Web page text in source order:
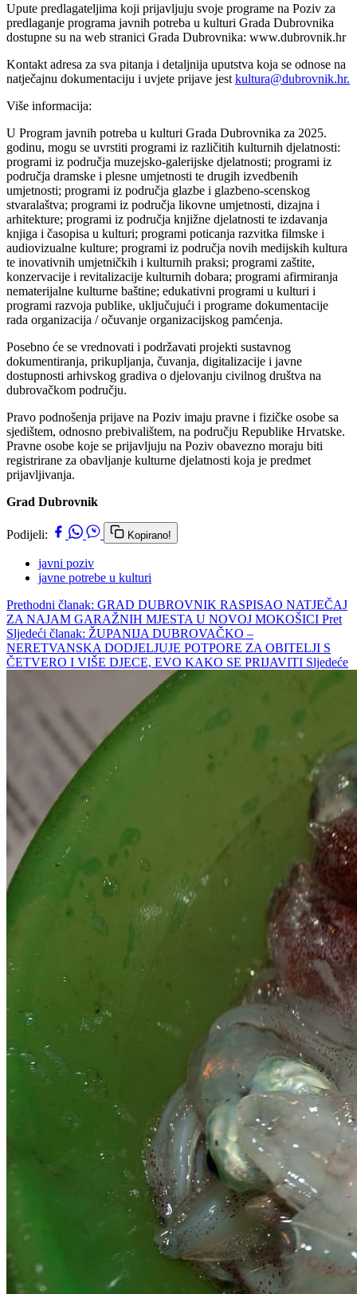
Upute predlagateljima koji prijavljuju svoje programe na Poziv za
predlaganje programa javnih potreba u kulturi Grada Dubrovnika
dostupne su na web stranici Grada Dubrovnika: www.dubrovnik.hr
Kontakt adresa za sva pitanja i detaljnija uputstva koja se odnose na
natječajnu dokumentaciju i uvjete prijave jest kultura@dubrovnik.hr.
Više informacija:
U Program javnih potreba u kulturi Grada Dubrovnika za 2025.
godinu, mogu se uvrstiti programi iz različitih kulturnih djelatnosti:
programi iz područja muzejsko-galerijske djelatnosti; programi iz
područja dramske i plesne umjetnosti te drugih izvedbenih
umjetnosti; programi iz područja glazbe i glazbeno-scenskog
stvaralaštva; programi iz područja likovne umjetnosti, dizajna i
arhitekture; programi iz područja knjižne djelatnosti te izdavanja
knjiga i časopisa u kulturi; programi poticanja razvitka filmske i
audiovizualne kulture; programi iz područja novih medijskih kultura
te inovativnih umjetničkih i kulturnih praksi; programi zaštite,
konzervacije i revitalizacije kulturnih dobara; programi afirmiranja
nematerijalne kulturne baštine; edukativni programi u kulturi i
programi razvoja publike, uključujući i programe dokumentacije
rada organizacija / očuvanje organizacijskog pamćenja.
Posebno će se vrednovati i podržavati projekti sustavnog
dokumentiranja, prikupljanja, čuvanja, digitalizacije i javne
dostupnosti arhivskog gradiva o djelovanju civilnog društva na
dubrovačkom području.
Pravo podnošenja prijave na Poziv imaju pravne i fizičke osobe sa
sjedištem, odnosno prebivalištem, na području Republike Hrvatske.
Pravne osobe koje se prijavljuju na Poziv obavezno moraju biti
registrirane za obavljanje kulturne djelatnosti koja je predmet
prijavljivanja.
Grad Dubrovnik
Podijeli: Kopirano!
javni poziv
javne potrebe u kulturi
Prethodni članak: GRAD DUBROVNIK RASPISAO NATJEČAJ
ZA NAJAM GARAŽNIH MJESTA U NOVOJ MOKOŠICI Pret
Sljedeći članak: ŽUPANIJA DUBROVAČKO –
NERETVANSKA DODJELJUJE POTPORE ZA OBITELJI S
ČETVERO I VIŠE DJECE, EVO KAKO SE PRIJAVITI Sljedeće